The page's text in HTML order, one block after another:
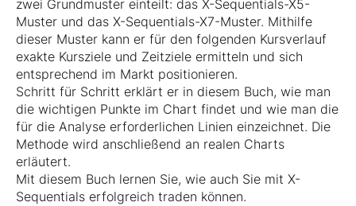
zwei Grundmuster einteilt: das X-Sequentials-X5-
Muster und das X-Sequentials-X7-Muster. Mithilfe
dieser Muster kann er für den folgenden Kursverlauf
exakte Kursziele und Zeitziele ermitteln und sich
entsprechend im Markt positionieren.
Schritt für Schritt erklärt er in diesem Buch, wie man
die wichtigen Punkte im Chart findet und wie man die
für die Analyse erforderlichen Linien einzeichnet. Die
Methode wird anschließend an realen Charts
erläutert.
Mit diesem Buch lernen Sie, wie auch Sie mit X-
Sequentials erfolgreich traden können.